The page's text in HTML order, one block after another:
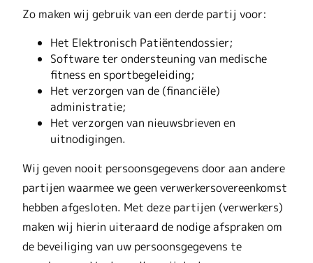
Zo maken wij gebruik van een derde partij voor:
Het Elektronisch Patiëntendossier;
Software ter ondersteuning van medische
fitness en sportbegeleiding;
Het verzorgen van de (financiële)
administratie;
Het verzorgen van nieuwsbrieven en
uitnodigingen.
Wij geven nooit persoonsgegevens door aan andere
partijen waarmee we geen verwerkersovereenkomst
hebben afgesloten. Met deze partijen (verwerkers)
maken wij hierin uiteraard de nodige afspraken om
de beveiliging van uw persoonsgegevens te